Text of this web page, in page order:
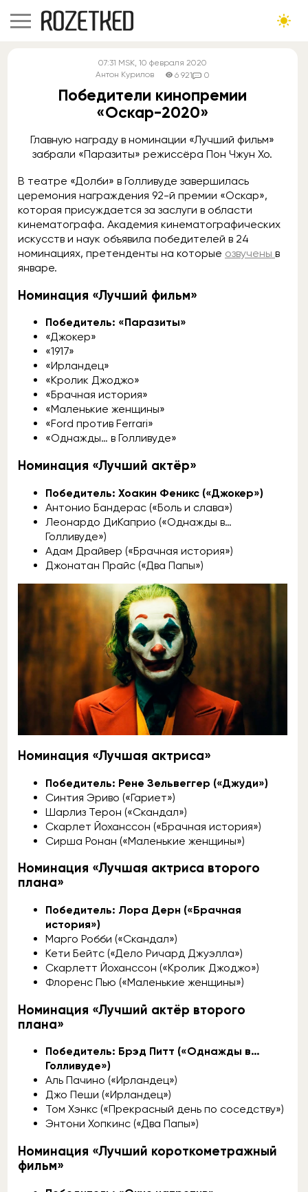
07:31 MSK, 10 февраля 2020
Антон Курилов
6 921 0
Победители кинопремии
«Оскар-2020»
Главную награду в номинации «Лучший фильм»
забрали «Паразиты» режиссёра Пон Чжун Хо.
В театре «Долби» в Голливуде завершилась
церемония награждения 92-й премии «Оскар»,
которая присуждается за заслуги в области
кинематографа. Академия кинематографических
искусств и наук объявила победителей в 24
номинациях, претенденты на которые озвучены в
январе.
Номинация «Лучший фильм»
Победитель: «Паразиты»
«Джокер»
«1917»
«Ирландец»
«Кролик Джоджо»
«Брачная история»
«Маленькие женщины»
«Ford против Ferrari»
«Однажды… в Голливуде»
Номинация «Лучший актёр»
Победитель: Хоакин Феникс («Джокер»)
Антонио Бандерас («Боль и слава»)
Леонардо ДиКаприо («Однажды в…
Голливуде»)
Адам Драйвер («Брачная история»)
Джонатан Прайс («Два Папы»)
Номинация «Лучшая актриса»
Победитель: Рене Зельвеггер («Джуди»)
Синтия Эриво («Гариет»)
Шарлиз Терон («Скандал»)
Скарлет Йоханссон («Брачная история»)
Сирша Ронан («Маленькие женщины»)
Номинация «Лучшая актриса второго
плана»
Победитель: Лора Дерн («Брачная
история»)
Марго Робби («Скандал»)
Кети Бейтс («Дело Ричард Джуэлла»)
Скарлетт Йоханссон («Кролик Джоджо»)
Флоренс Пью («Маленькие женщины»)
Номинация «Лучший актёр второго
плана»
Победитель: Брэд Питт («Однажды в…
Голливуде»)
Аль Пачино («Ирландец»)
Джо Пеши («Ирландец»)
Том Хэнкс («Прекрасный день по соседству»)
Энтони Хопкинс («Два Папы»)
Номинация «Лучший короткометражный
фильм»